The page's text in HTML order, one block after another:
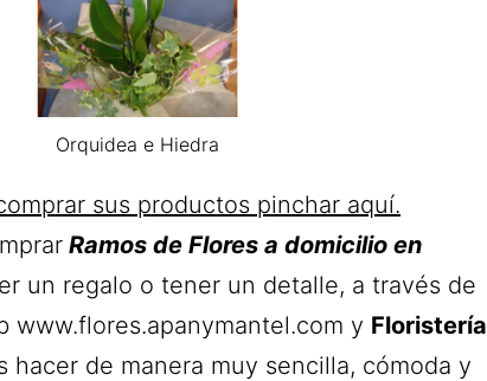
Orquidea e Hiedra
sus productos pinchar aquí.
Ramos de Flores a domicilio en
un regalo o tener un detalle, a través de
www.flores.apanymantel.com y Floristería
hacer de manera muy sencilla, cómoda y